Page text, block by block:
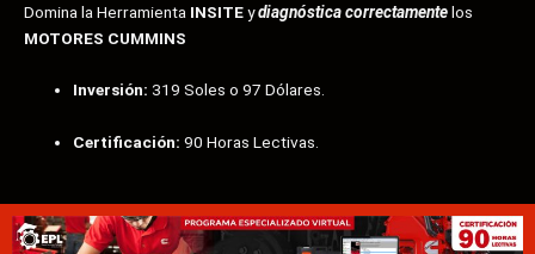
Domina la Herramienta INSITEydiagnóstica correctamentelos
MOTORES CUMMINS
Inversión: 319 Soles o 97 Dólares.
Certificación: 90 Horas Lectivas.